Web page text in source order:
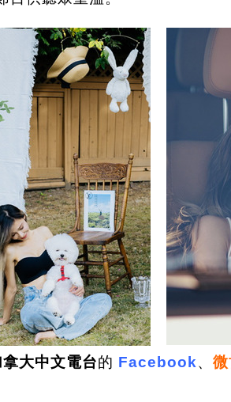
拿大中文電台的 Facebook、